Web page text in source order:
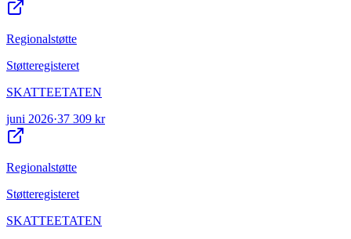
Regionalstøtte
Støtteregisteret
SKATTEETATEN
juni 2026·37 309 kr
Regionalstøtte
Støtteregisteret
SKATTEETATEN